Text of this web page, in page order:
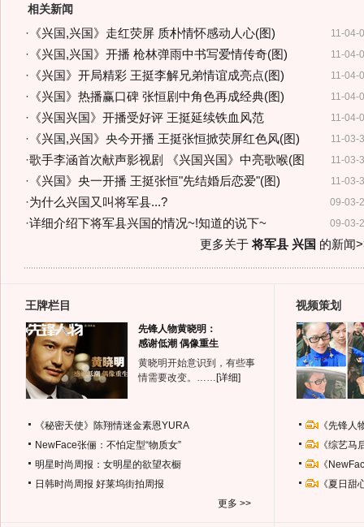
相关新闻
11-04-
· 《兴国,兴国》走红荧屏 质朴情怀感动人心(图)
11-04-
· 《兴国,兴国》开播 枪林弹雨中书写爱情传奇(图)
11-04-
· 《兴国》开局精彩 王挺李解兄弟情谊成亮点(图)
11-04-
· 《兴国》热播赢口碑 张恒剧中角色再成经典(图)
11-04-
· 《兴国兴国》开播受好评 王挺延续铁血风范
11-03-
· 《兴国,兴国》央今开播 王挺张恒掀荧屏红色风(图)
11-03-
·歌手李涵首次献声影视剧 《兴国兴国》中亮歌喉(图
11-03-
· 《兴国》央一开播 王挺张恒"先结婚后恋爱"(图)
09-03-
·为什么兴国又叫将军县...?
09-03-
·详细介绍下将军县兴国的情况~!知道的说下~
更多关于将军县 兴国 的新闻
王牌栏目
先锋人物黄晓明：
感谢低潮 偶像重生
黄晓明开始意识到，有些事
情需要改变。…… [详细]
《秘密天使》陈翔情迷金素恩YURA
NewFace张俪：不怕定型“物质女”
明星时尚周报：女明星的欲望衣橱
日韩时尚周报 好莱坞街拍周报
更多 >>
视频策划
《先锋
《综艺
《
《夏日